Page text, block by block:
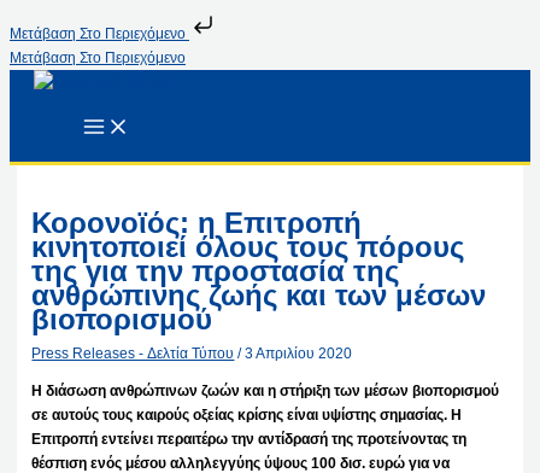
Μετάβαση Στο Περιεχόμενο
Μετάβαση Στο Περιεχόμενο
Κορονoϊός: η Επιτροπή
κινητοποιεί όλους τους πόρους
της για την προστασία της
ανθρώπινης ζωής και των μέσων
βιοπορισμού
Press Releases - Δελτία Τύπου /3 Απριλίου 2020
Η διάσωση ανθρώπινων ζωών και η στήριξη των μέσων βιοπορισμού
σε αυτούς τους καιρούς οξείας κρίσης είναι υψίστης σημασίας. Η
Επιτροπή εντείνει περαιτέρω την αντίδρασή της προτείνοντας τη
θέσπιση ενός μέσου αλληλεγγύης ύψους 100 δισ. ευρώ για να